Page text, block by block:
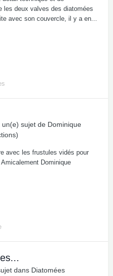
les deux valves des diatomées
avec son couvercle, il y a en...
sujet de Dominique
avec les frustules vidés pour
Dominique
dans Diatomées